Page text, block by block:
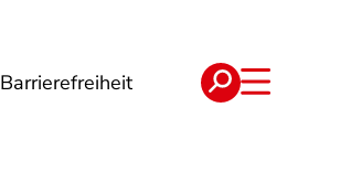
Barrierefreiheit
Verträge